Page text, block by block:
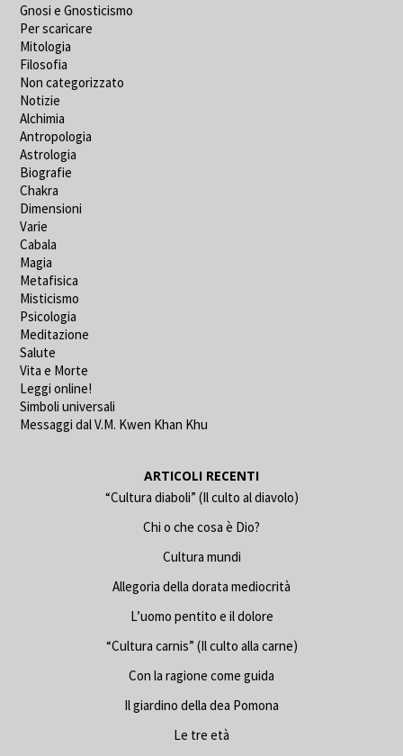
Gnosi e Gnosticismo
Per scaricare
Mitologia
Filosofia
Non categorizzato
Notizie
Alchimia
Antropologia
Astrologia
Biografie
Chakra
Dimensioni
Varie
Cabala
Magia
Metafisica
Misticismo
Psicologia
Meditazione
Salute
Vita e Morte
Leggi online!
Simboli universali
Messaggi dal V.M. Kwen Khan Khu
ARTICOLI RECENTI
“Cultura diaboli” (Il culto al diavolo)
Chi o che cosa è Dio?
Cultura mundi
Allegoria della dorata mediocrità
L’uomo pentito e il dolore
“Cultura carnis” (Il culto alla carne)
Con la ragione come guida
Il giardino della dea Pomona
Le tre età